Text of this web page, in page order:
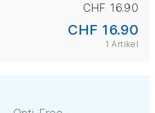
CHF 16.90
CHF 16.90
1 Artikel